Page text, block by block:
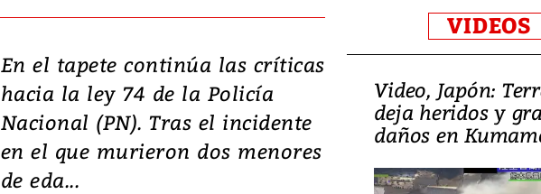
En el tapete continúa las críticas
hacia la ley 74 de la Policía
Nacional (PN). Tras el incidente
en el que murieron dos menores
de eda...
VIDEOS
Isidro Carbonell,
director de la Lotería:
‘Vamos a ser más
transparentes, tengan fe
Video, Japón:
deja heridos y
daños en